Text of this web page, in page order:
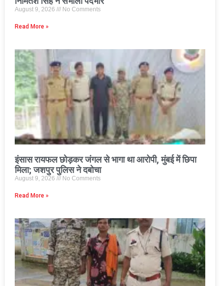
August 9, 2026 No Comments
Read More »
इंसास रायफल छोड़कर जंगल से भागा था आरोपी, मुंबई में छिपा
मिला; जशपुर पुलिस ने दबोचा
August 9, 2026 No Comments
Read More »